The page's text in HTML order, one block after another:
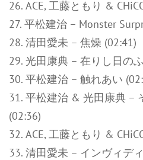
26. ACE, 工藤ともり &
27. 平松建治 – Monster
28. 清田愛未 – 焦燥 (02:41)
29. 光田康典 – 在りし日の
30. 平松建治 – 触れあい
31. 平松建治 & 光田康典 –
(02:36)
32. ACE, 工藤ともり &
33. 清田愛未 – インヴィデ